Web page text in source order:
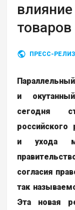
ПРЕСС-
и
сегодня
и ухода
согласия
так
Эта новая